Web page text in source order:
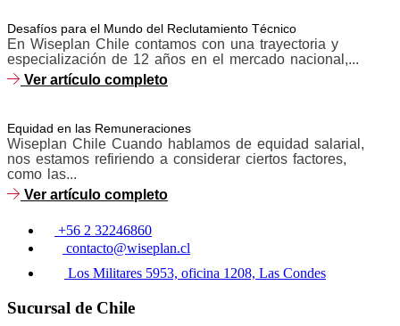
Desafíos para el Mundo del Reclutamiento Técnico
En Wiseplan Chile contamos con una trayectoria y
especialización de 12 años en el mercado nacional,...
Ver artículo completo
Equidad en las Remuneraciones
Wiseplan Chile Cuando hablamos de equidad salarial,
nos estamos refiriendo a considerar ciertos factores,
como las...
Ver artículo completo
+56 2 32246860
contacto@wiseplan.cl
Los Militares 5953, oficina 1208, Las Condes
Sucursal de Chile